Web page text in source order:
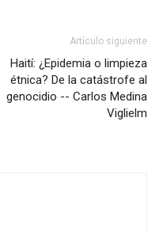
Artículo siguiente
Haití: ¿Epidemia o limpieza
étnica? De la catástrofe al
genocidio -- Carlos Medina
Viglielm